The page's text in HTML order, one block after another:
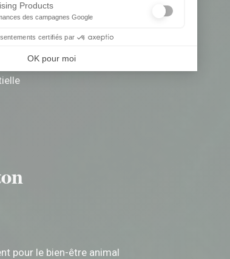
Products
des campagnes Google
certifiés par
OK pour moi
:
pour le bien-être animal